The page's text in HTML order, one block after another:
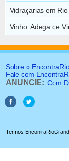
Vidraçarias em
Vinho, Adega de
Sobre o
Fale com
ANUNCIE: Com
Termos